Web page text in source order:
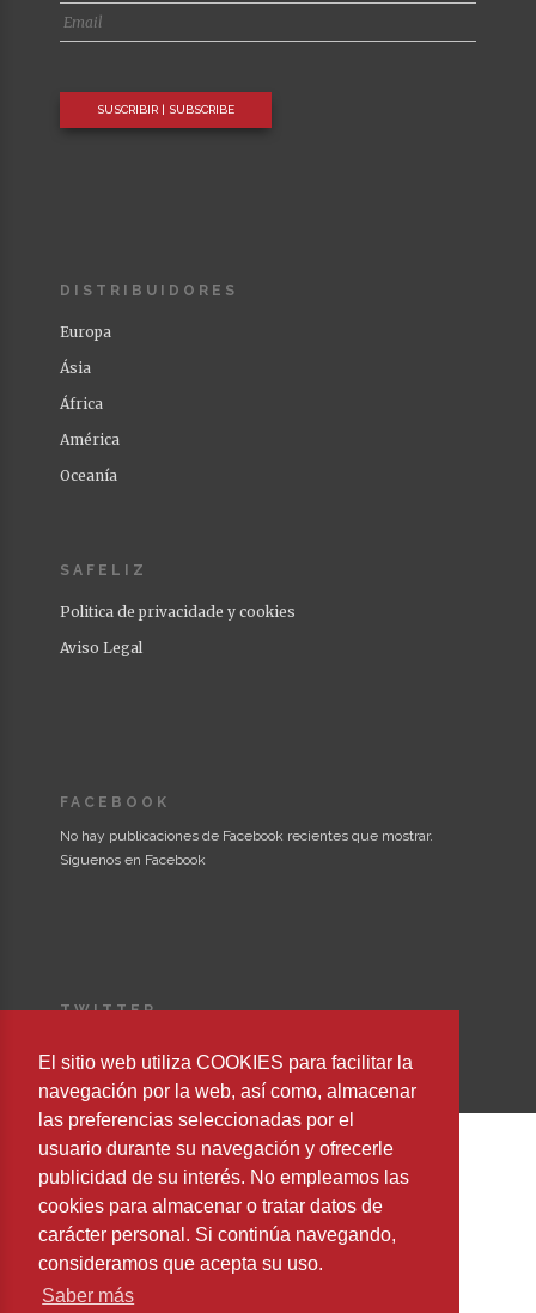
El sitio web utiliza COOKIES para facilitar la
navegación por la web, así como, almacenar
las preferencias seleccionadas por el
usuario durante su navegación y ofrecerle
publicidad de su interés. No empleamos las
cookies para almacenar o tratar datos de
carácter personal. Si continúa navegando,
consideramos que acepta su uso.
Saber más
DISTRIBUIDORES
Europa
Ásia
África
América
Oceanía
SAFELIZ
Politica de privacidade y cookies
Aviso Legal
FACEBOOK
No hay publicaciones de Facebook recientes que mostrar.
Síguenos en Facebook
TWITTER
Copyright © 2023 Editorial Safeliz, S.L. All Rights Reserved